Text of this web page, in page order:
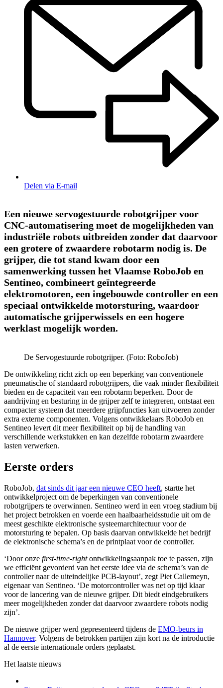
Delen via E-mail
Een nieuwe servogestuurde robotgrijper voor
CNC-automatisering moet de mogelijkheden van
industriële robots uitbreiden zonder dat daarvoor
een grotere of zwaardere robotarm nodig is. De
grijper, die tot stand kwam door een
samenwerking tussen het Vlaamse RoboJob en
Sentineo, combineert geïntegreerde
elektromotoren, een ingebouwde controller en een
speciaal ontwikkelde motorsturing, waardoor
automatische grijperwissels en een hogere
werklast mogelijk worden.
De Servogestuurde robotgrijper. (Foto: RoboJob)
De ontwikkeling richt zich op een beperking van conventionele
pneumatische of standaard robotgrijpers, die vaak minder flexibiliteit
bieden en de capaciteit van een robotarm beperken. Door de
aandrijving en besturing in de grijper zelf te integreren, ontstaat een
compacter systeem dat meerdere grijpfuncties kan uitvoeren zonder
extra externe componenten. Volgens ontwikkelaars RoboJob en
Sentineo levert dit meer flexibiliteit op bij de handling van
verschillende werkstukken en kan dezelfde robotarm zwaardere
lasten verwerken.
Eerste orders
RoboJob, dat sinds dit jaar een nieuwe CEO heeft, startte het
ontwikkelproject om de beperkingen van conventionele
robotgrijpers te overwinnen. Sentineo werd in een vroeg stadium bij
het project betrokken en voerde een haalbaarheidsstudie uit om de
meest geschikte elektronische systeemarchitectuur voor de
motorsturing te bepalen. Op basis daarvan ontwikkelde het bedrijf
de elektronische schema’s en de printplaat voor de controller.
‘Door onze first-time-rightontwikkelingsaanpak toe te passen, zijn
we efficiënt gevorderd van het eerste idee via de schema’s van de
controller naar de uiteindelijke PCB-layout’, zegt Piet Callemeyn,
eigenaar van Sentineo. ‘De motorcontroller was net op tijd klaar
voor de lancering van de nieuwe grijper. Dit biedt eindgebruikers
meer mogelijkheden zonder dat daarvoor zwaardere robots nodig
zijn’.
De nieuwe grijper werd gepresenteerd tijdens de EMO-beurs in
Hannover. Volgens de betrokken partijen zijn kort na de introductie
al de eerste internationale orders geplaatst.
Het laatste nieuws